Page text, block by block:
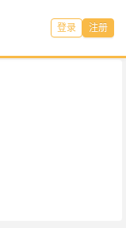
登录 注册